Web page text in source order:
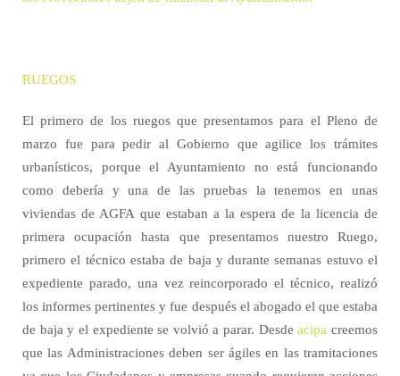
RUEGOS
El primero de los ruegos que presentamos para el Pleno de
marzo fue para pedir al Gobierno que agilice los trámites
urbanísticos, porque el Ayuntamiento no está funcionando
como debería y una de las pruebas la tenemos en unas
viviendas de AGFA que estaban a la espera de la licencia de
primera ocupación hasta que presentamos nuestro Ruego,
primero el técnico estaba de baja y durante semanas estuvo el
expediente parado, una vez reincorporado el técnico, realizó
los informes pertinentes y fue después el abogado el que estaba
de baja y el expediente se volvió a parar. Desdeacipa creemos
que las Administraciones deben ser ágiles en las tramitaciones